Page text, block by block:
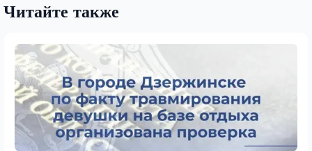
Читайте также